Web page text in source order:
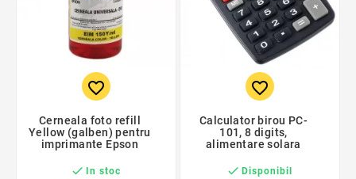
favorite_border
Cerneala foto refill
Yellow (galben) pentru
imprimante Epson
 In stoc
favorite_border
Calculator birou PC-
101, 8 digits,
alimentare solara
 Disponibil